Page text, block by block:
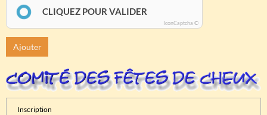
CLIQUEZ POUR VALIDER
IconCaptcha ©
Ajouter
Inscription